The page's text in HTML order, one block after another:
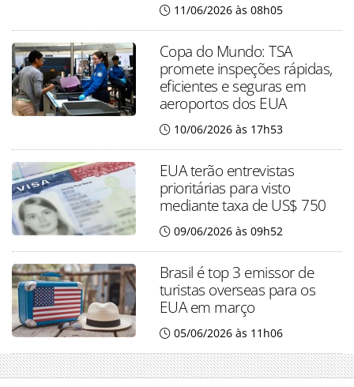
11/06/2026 às 08h05
Copa do Mundo: TSA
promete inspeções rápidas,
eficientes e seguras em
aeroportos dos EUA
10/06/2026 às 17h53
EUA terão entrevistas
prioritárias para visto
mediante taxa de US$ 750
09/06/2026 às 09h52
Brasil é top 3 emissor de
turistas overseas para os
EUA em março
05/06/2026 às 11h06